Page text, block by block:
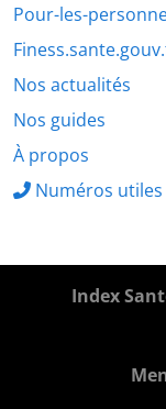
Pour-les-
Nos actualités
Nos guides
À propos
Numéros utiles
Index